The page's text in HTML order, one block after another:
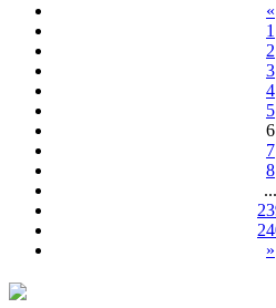
«
1
2
3
4
5
6
7
8
...
»